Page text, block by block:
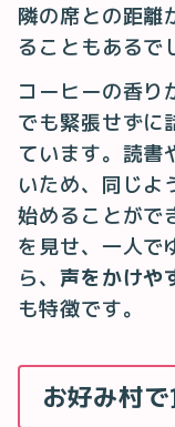
隣の席との距離
ることもあるで
コーヒーの香り
でも緊張せずに
ています。読書
いため、同じよ
始めることがで
を見せ、一人で
ら、 声をかけや
も特徴です。
お好み村